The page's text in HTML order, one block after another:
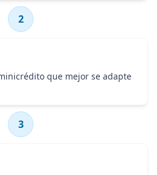
2
que mejor se adapte
3